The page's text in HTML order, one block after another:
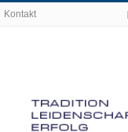
Kontakt